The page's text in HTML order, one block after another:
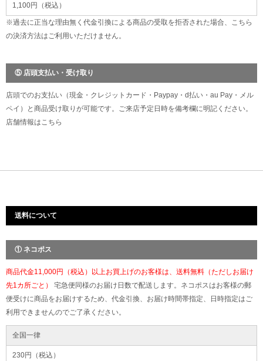
1,100円（税込）
※過去に正当な理由無く代金引換による商品の受取を拒否された場合、こちら
の決済方法はご利用いただけません。
⑤ 店頭支払い・受け取り
店頭でのお支払い（現金・クレジットカード・Paypay・d払い・au Pay・メル
ペイ）と商品受け取りが可能です。ご来店予定日時を備考欄に明記ください。
店舗情報はこちら
送料について
① ネコポス
商品代金11,000円（税込）以上お買上げのお客様は、送料無料（ただしお届け
先1カ所ごと） 宅急便同様のお届け日数で配送します。ネコポスはお客様の郵
便受けに商品をお届けするため、代金引換、お届け時間帯指定、日時指定はご
利用できませんのでご了承ください。
全国一律
230円（税込）